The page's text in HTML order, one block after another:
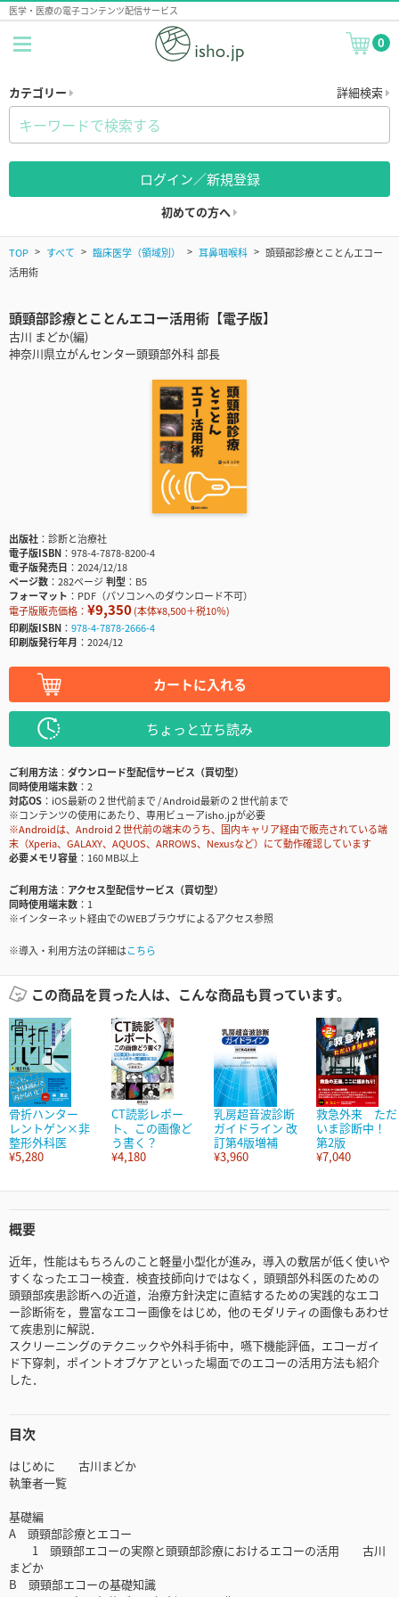
医学・医療の電子コンテンツ配信サービス
0
カテゴリー 詳細検索
ログイン／新規登録
初めての方へ
TOP すべて 臨床医学（領域別） 耳鼻咽喉科
頭頸部診療とことんエコー
活用術
頭頸部診療とことんエコー活用術【電子版】
古川 まどか(編)
神奈川県立がんセンター頭頸部外科 部長
出版社
診断と治療社
電子版ISBN
978-4-7878-8200-4
電子版発売日
2024/12/18
ページ数
282ページ判型
B5
フォーマット
PDF（パソコンへのダウンロード不可）
電子版販売価格： ¥9,350(本体¥8,500＋税10％)
印刷版ISBN
978-4-7878-2666-4
印刷版発行年月
2024/12
カートに入れる
ちょっと立ち読み
ご利用方法
ダウンロード型配信サービス（買切型）
同時使用端末数
2
対応OS
iOS最新の２世代前まで / Android最新の２世代前まで
※コンテンツの使用にあたり、専用ビューアisho.jpが必要
※Androidは、Android２世代前の端末のうち、国内キャリア経由で販売されている端
末（Xperia、GALAXY、AQUOS、ARROWS、Nexusなど）にて動作確認しています
必要メモリ容量
160 MB以上
ご利用方法
アクセス型配信サービス（買切型）
同時使用端末数
1
※インターネット経由でのWEBブラウザによるアクセス参照
※導入・利用方法の詳細はこちら
この商品を買った人は、こんな商品も買っています。
骨折ハンター
レントゲン×非
整形外科医
¥5,280
CT読影レポー
ト、この画像ど
う書く？
¥4,180
乳房超音波診断
ガイドライン 改
訂第4版増補
¥3,960
救急外来 ただ
いま診断中！
第2版
¥7,040
概要
近年，性能はもちろんのこと軽量小型化が進み，導入の敷居が低く使いや
すくなったエコー検査．検査技師向けではなく，頭頸部外科医のための
頭頸部疾患診断への近道，治療方針決定に直結するための実践的なエコ
ー診断術を，豊富なエコー画像をはじめ，他のモダリティの画像もあわせ
て疾患別に解説．
スクリーニングのテクニックや外科手術中，嚥下機能評価，エコーガイ
ド下穿刺，ポイントオブケアといった場面でのエコーの活用方法も紹介
した．
目次
はじめに 古川まどか
執筆者一覧
基礎編
A 頭頸部診療とエコー
1 頭頸部エコーの実際と頭頸部診療におけるエコーの活用 古川
まどか
B 頭頸部エコーの基礎知識